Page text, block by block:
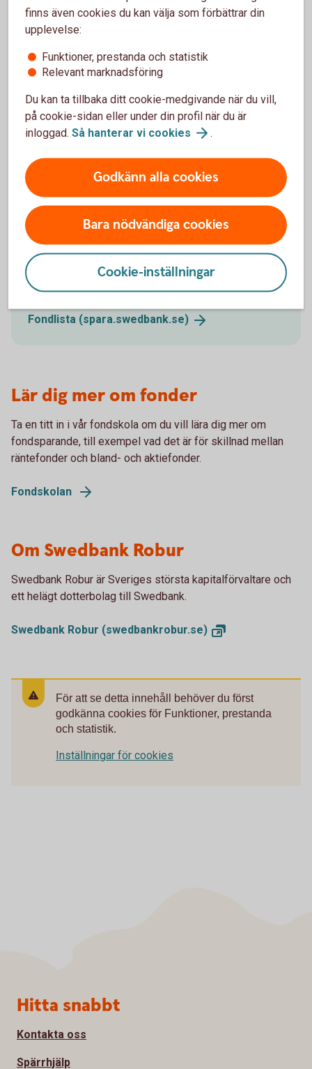
Spara hållbart
Företag kan placera hållbart i fonder och låta
sparpengarna göra skillnad.
Alla våra fonder
I fondlistan kan du hitta alla våra fonder, jämföra
fonder och se aktuella kurser.
Fondlista (spara.swedbank.se)
Lär dig mer om fonder
Ta en titt in i vår fondskola om du vill lära dig mer om
fondsparande, till exempel vad det är för skillnad mellan
räntefonder och bland- och aktiefonder.
Fondskolan
Om Swedbank Robur
Swedbank Robur är Sveriges största kapitalförvaltare och
ett helägt dotterbolag till Swedbank.
Swedbank Robur (swedbankrobur.se)
För att se detta innehåll behöver du först
godkänna cookies för Funktioner, prestanda
och statistik.
Inställningar för cookies
finns även cookies du kan välja som förbättrar din
upplevelse:
Funktioner, prestanda och statistik
Relevant marknadsföring
Du kan ta tillbaka ditt cookie-medgivande när du vill,
på cookie-sidan eller under din profil när du är
inloggad. Så hanterar vi cookies .
Godkänn alla cookies
Bara nödvändiga cookies
Cookie-inställningar
Sidfot
Hitta snabbt
Kontakta oss
Spärrhjälp